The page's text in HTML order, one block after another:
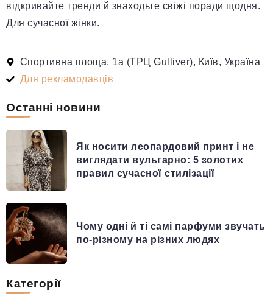
відкривайте тренди й знаходьте свіжі поради щодня.
Для сучасної жінки.
Спортивна площа, 1а (ТРЦ Gulliver), Київ, Україна
Для рекламодавців
Останні новини
Як носити леопардовий принт і не
виглядати вульгарно: 5 золотих
правил сучасної стилізації
Чому одні й ті самі парфуми звучать
по-різному на різних людях
Категорії